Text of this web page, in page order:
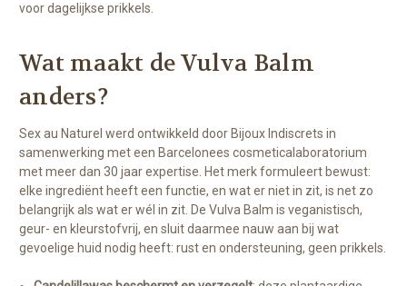
voor dagelijkse prikkels.
Wat maakt de Vulva Balm
anders?
Sex au Naturel werd ontwikkeld door Bijoux Indiscrets in
samenwerking met een Barcelonees cosmeticalaboratorium
met meer dan 30 jaar expertise. Het merk formuleert bewust:
elke ingrediënt heeft een functie, en wat er niet in zit, is net zo
belangrijk als wat er wél in zit. De Vulva Balm is veganistisch,
geur- en kleurstofvrij, en sluit daarmee nauw aan bij wat
gevoelige huid nodig heeft: rust en ondersteuning, geen prikkels.